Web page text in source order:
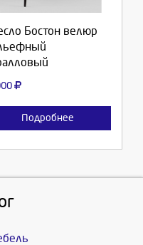
Бостон велюр
Подробнее
Продолжить
Отмена